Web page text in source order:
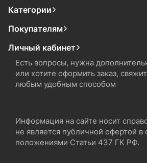
Категории
Покупателям
Личный кабинет
Есть вопросы, нужна
или хотите оформить заказ,
любым удобным способом
Информация на сайте носит
не является публичной офертой в
положениями Статьи 437 ГК РФ.